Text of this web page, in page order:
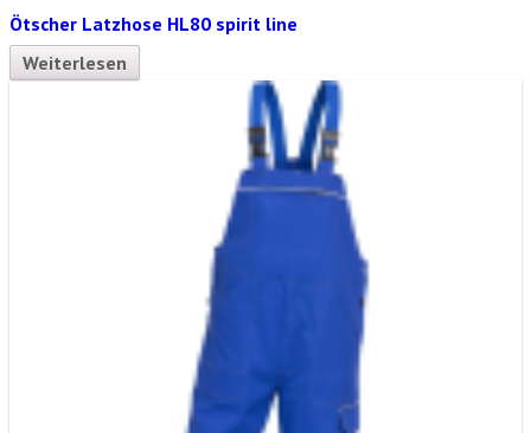
Ötscher Latzhose HL80 spirit line
Weiterlesen